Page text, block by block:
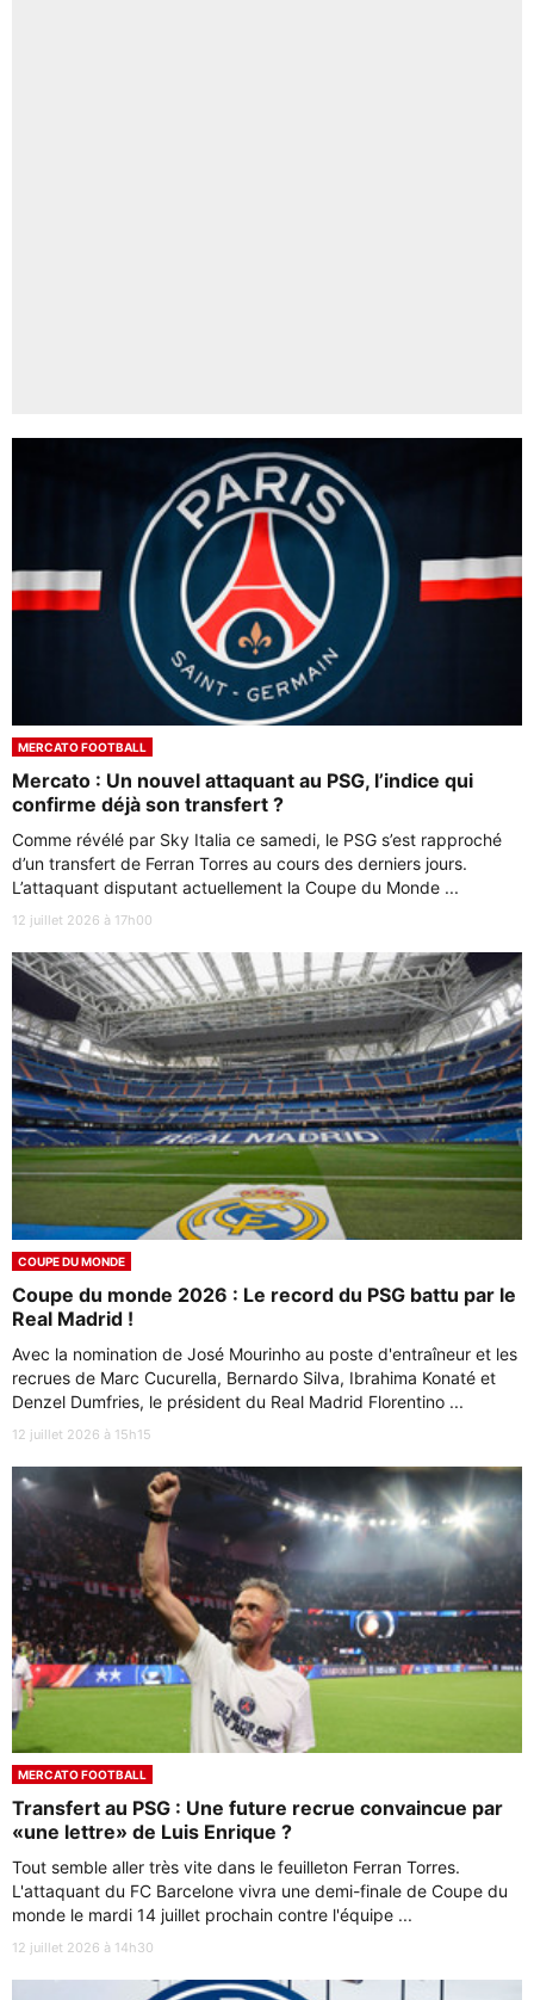
MERCATO FOOTBALL
Mercato : Un nouvel attaquant au PSG, l’indice qui
confirme déjà son transfert ?
Comme révélé par Sky Italia ce samedi, le PSG s’est rapproché
d’un transfert de Ferran Torres au cours des derniers jours.
L’attaquant disputant actuellement la Coupe du Monde ...
12 juillet 2026 à 17h00
COUPE DU MONDE
Coupe du monde 2026 : Le record du PSG battu par le
Real Madrid !
Avec la nomination de José Mourinho au poste d'entraîneur et les
recrues de Marc Cucurella, Bernardo Silva, Ibrahima Konaté et
Denzel Dumfries, le président du Real Madrid Florentino ...
12 juillet 2026 à 15h15
MERCATO FOOTBALL
Transfert au PSG : Une future recrue convaincue par
«une lettre» de Luis Enrique ?
Tout semble aller très vite dans le feuilleton Ferran Torres.
L'attaquant du FC Barcelone vivra une demi-finale de Coupe du
monde le mardi 14 juillet prochain contre l'équipe ...
12 juillet 2026 à 14h30